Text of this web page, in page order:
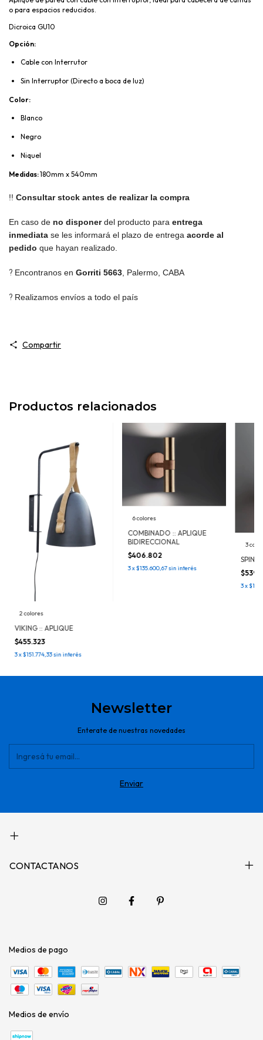
o para espacios reducidos.
Dicroica GU10
Opción:
Cable con Interrutor
Sin Interruptor (Directo a boca de luz)
Color:
Blanco
Negro
Niquel
Medidas:180mm x 540mm
!! Consultar stock antes de realizar la compra
En caso de no disponerdel producto para entrega
inmediata se les informará el plazo de entrega acorde al
pedido que hayan realizado.
? Encontranos en Gorriti 5663 Palermo, CABA
? Realizamos envíos a todo el país
Compartir
Productos relacionados
2 colores
VIKING :: APLIQUE
$455.323
3x$151.774,33sin interés
6 colores
COMBINADO :: APLIQUE
BIDIRECCIONAL
$406.802
3x$135.600,67sin interés
3
SPIN ::
3x
Newsletter
Enterate de nuestras novedades
CONTACTANOS
Medios de pago
Medios de envío